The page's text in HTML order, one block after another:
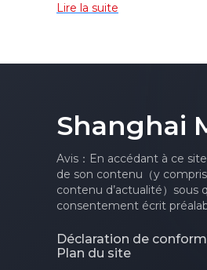
Lire la suite
Shanghai
Avis：En accédant à ce
de son contenu（y
contenu d’actualité）
consentement écrit
Déclaration de
Plan du site